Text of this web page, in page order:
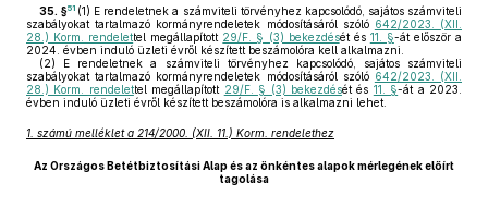
35. §51 (1) E rendeletnek a számviteli törvényhez kapcsolódó, sajátos számviteli
szabályokat tartalmazó kormányrendeletek módosításáról szóló 642/2023. (XII.
28.) Korm. rendelettel megállapított 29/F. § (3) bekezdését és 11. §-át először a
2024. évben induló üzleti évről készített beszámolóra kell alkalmazni.
(2) E rendeletnek a számviteli törvényhez kapcsolódó, sajátos számviteli
szabályokat tartalmazó kormányrendeletek módosításáról szóló 642/2023. (XII.
28.) Korm. rendelettel megállapított 29/F. § (3) bekezdését és 11. §-át a 2023.
évben induló üzleti évről készített beszámolóra is alkalmazni lehet.
1. számú melléklet a 214/2000. (XII. 11.) Korm. rendelethez
Az Országos Betétbiztosítási Alap és az önkéntes alapok mérlegének előírt
tagolása